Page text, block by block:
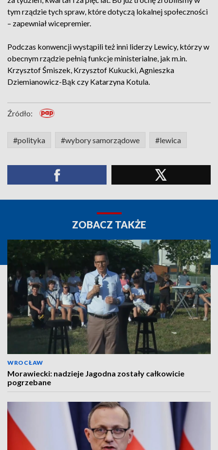
tym rządzie tych spraw, które dotyczą lokalnej społeczności
– zapewniał wicepremier.
Podczas konwencji wystąpili też inni liderzy Lewicy, którzy w
obecnym rządzie pełnią funkcje ministerialne, jak m.in.
Krzysztof Śmiszek, Krzysztof Kukucki, Agnieszka
Dziemianowicz-Bąk czy Katarzyna Kotula.
Źródło:
#polityka #wybory samorządowe #lewica
ZOBACZ TAKŻE
WROCŁAW
Morawiecki: nadzieje Jagodna zostały całkowicie
pogrzebane